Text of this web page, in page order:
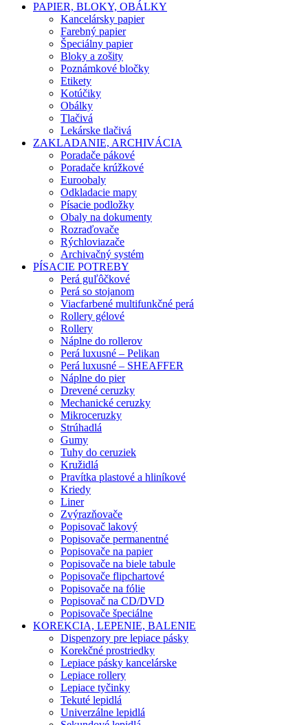
PAPIER, BLOKY, OBÁLKY
Kancelársky papier
Farebný papier
Špeciálny papier
Bloky a zošity
Poznámkové bločky
Etikety
Kotúčiky
Obálky
Tlačivá
Lekárske tlačivá
ZAKLADANIE, ARCHIVÁCIA
Poradače pákové
Poradače krúžkové
Euroobaly
Odkladacie mapy
Písacie podložky
Obaly na dokumenty
Rozraďovače
Rýchloviazače
Archivačný systém
PÍSACIE POTREBY
Perá guľôčkové
Perá so stojanom
Viacfarbené multifunkčné perá
Rollery gélové
Rollery
Náplne do rollerov
Perá luxusné – Pelikan
Perá luxusné – SHEAFFER
Náplne do pier
Drevené ceruzky
Mechanické ceruzky
Mikroceruzky
Strúhadlá
Gumy
Tuhy do ceruziek
Kružidlá
Pravítka plastové a hliníkové
Kriedy
Liner
Zvýrazňovače
Popisovač lakový
Popisovače permanentné
Popisovače na papier
Popisovače na biele tabule
Popisovače flipchartové
Popisovače na fólie
Popisovač na CD/DVD
Popisovače špeciálne
KOREKCIA, LEPENIE, BALENIE
Dispenzory pre lepiace pásky
Korekčné prostriedky
Lepiace pásky kancelárske
Lepiace rollery
Lepiace tyčinky
Tekuté lepidlá
Univerzálne lepidlá